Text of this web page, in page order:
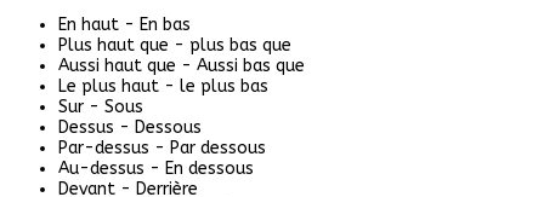
En haut - En bas
Plus haut que - plus bas que
Aussi haut que - Aussi bas que
Le plus haut - le plus bas
Sur - Sous
Dessus - Dessous
Par-dessus - Par dessous
Au-dessus - En dessous
Devant - Derrière